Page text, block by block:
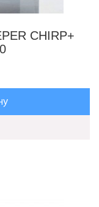
CHIRP+